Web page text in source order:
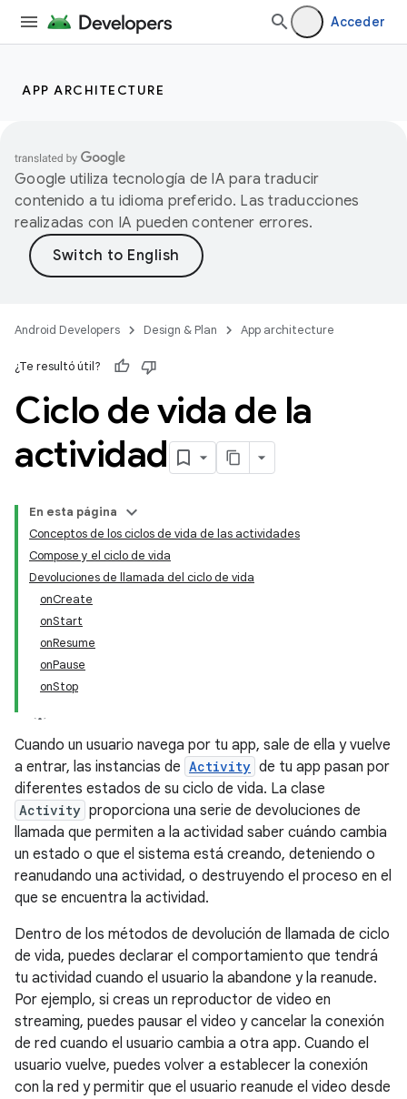
Acceder
APP ARCHITECTURE
Google utiliza tecnología de IA para traducir
contenido a tu idioma preferido. Las traducciones
realizadas con IA pueden contener errores.
Android Developers Design & Plan App architecture
¿Te resultó útil?
Ciclo de vida de la
actividad
En esta página
Conceptos de los ciclos de vida de las actividades
Compose y el ciclo de vida
Devoluciones de llamada del ciclo de vida
onCreate
onStart
onResume
onPause
onStop
Cuando un usuario navega por tu app, sale de ella y vuelve
a entrar, las instancias de Activity de tu app pasan por
diferentes estados de su ciclo de vida. La clase
Activity proporciona una serie de devoluciones de
llamada que permiten a la actividad saber cuándo cambia
un estado o que el sistema está creando, deteniendo o
reanudando una actividad, o destruyendo el proceso en el
que se encuentra la actividad.
Dentro de los métodos de devolución de llamada de ciclo
de vida, puedes declarar el comportamiento que tendrá
tu actividad cuando el usuario la abandone y la reanude.
Por ejemplo, si creas un reproductor de video en
streaming, puedes pausar el video y cancelar la conexión
de red cuando el usuario cambia a otra app. Cuando el
usuario vuelve, puedes volver a establecer la conexión
con la red y permitir que el usuario reanude el video desde